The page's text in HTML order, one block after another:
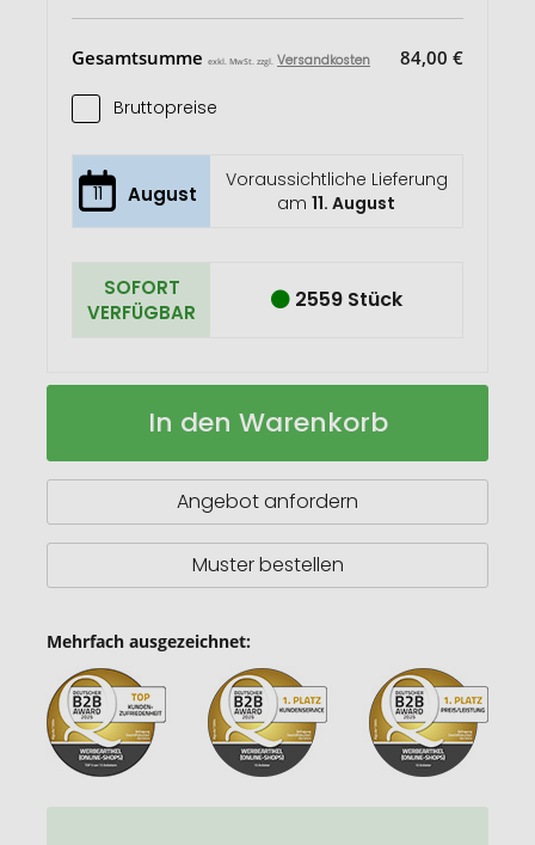
Gesamtsumme exkl. MwSt. zzgl. Versandkosten 84,00 €
Bruttopreise
11 August
Voraussichtliche Lieferung
am11. August
SOFORT
VERFÜGBAR
2559 Stück
Retap
Handschuhe
Auf
In den Warenkorb
Angebot anfordern
Muster bestellen
Mehrfach ausgezeichnet: